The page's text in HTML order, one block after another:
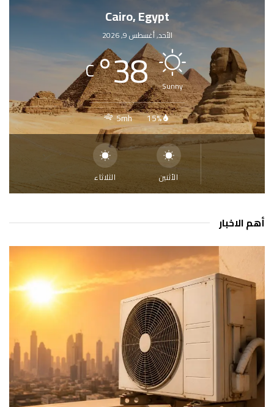
Cairo, Egypt
الأحد, أغسطس 9, 2026
Sunny
38
°
C
15%
5mh
الأثنين الثلاثاء
أهم الاخبار